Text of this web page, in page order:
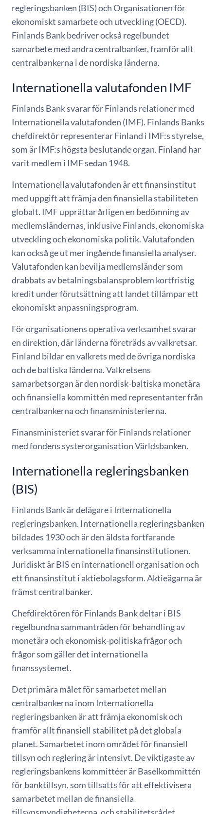
regleringsbanken (BIS) och Organisationen för
ekonomiskt samarbete och utveckling (OECD).
Finlands Bank bedriver också regelbundet
samarbete med andra centralbanker, framför allt
centralbankerna i de nordiska länderna.
Internationella valutafonden IMF
Finlands Bank svarar för Finlands relationer med
Internationella valutafonden (IMF). Finlands Banks
chefdirektör representerar Finland i IMF:s styrelse,
som är IMF:s högsta beslutande organ. Finland har
varit medlem i IMF sedan 1948.
Internationella valutafonden är ett finansinstitut
med uppgift att främja den finansiella stabiliteten
globalt. IMF upprättar årligen en bedömning av
medlemsländernas, inklusive Finlands, ekonomiska
utveckling och ekonomiska politik. Valutafonden
kan också ge ut mer ingående finansiella analyser.
Valutafonden kan bevilja medlemsländer som
drabbats av betalningsbalansproblem kortfristig
kredit under förutsättning att landet tillämpar ett
ekonomiskt anpassningsprogram.
För organisationens operativa verksamhet svarar
en direktion, där länderna företräds av valkretsar.
Finland bildar en valkrets med de övriga nordiska
och de baltiska länderna. Valkretsens
samarbetsorgan är den nordisk-baltiska monetära
och finansiella kommittén med representanter från
centralbankerna och finansministerierna.
Finansministeriet svarar för Finlands relationer
med fondens systerorganisation Världsbanken.
Internationella regleringsbanken
(BIS)
Finlands Bank är delägare i Internationella
regleringsbanken. Internationella regleringsbanken
bildades 1930 och är den äldsta fortfarande
verksamma internationella finansinstitutionen.
Juridiskt är BIS en internationell organisation och
ett finansinstitut i aktiebolagsform. Aktieägarna är
främst centralbanker.
Chefdirektören för Finlands Bank deltar i BIS
regelbundna sammanträden för behandling av
monetära och ekonomisk-politiska frågor och
frågor som gäller det internationella
finanssystemet.
Det primära målet för samarbetet mellan
centralbankerna inom Internationella
regleringsbanken är att främja ekonomisk och
framför allt finansiell stabilitet på det globala
planet. Samarbetet inom området för finansiell
tillsyn och reglering är intensivt. De viktigaste av
regleringsbankens kommittéer är Baselkommittén
för banktillsyn, som tillsatts för att effektivisera
samarbetet mellan de finansiella
tillsynsmyndigheterna, och stabilitetsrådet